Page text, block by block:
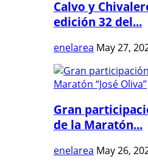
Calvo y
edición 32 del...
enelarea May 27,
Gran
de la Maratón...
enelarea May 26,